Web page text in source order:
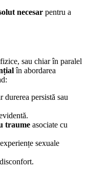
necesar pentru a
sau chiar în paralel
în abordarea
durerea persistă sau
traume asociate cu
sexuale